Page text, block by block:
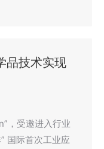
品技术实现
，受邀进入行业
国际首次工业应